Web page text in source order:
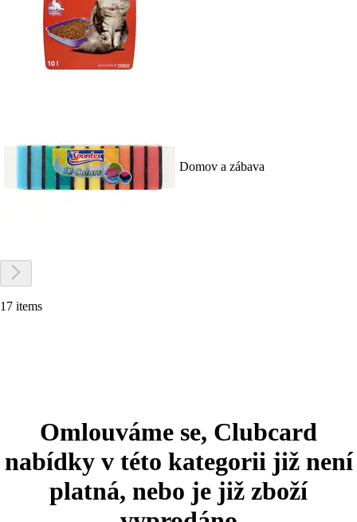
Domov a zábava
17 items
Omlouváme se, Clubcard
nabídky v této kategorii již není
platná, nebo je již zboží